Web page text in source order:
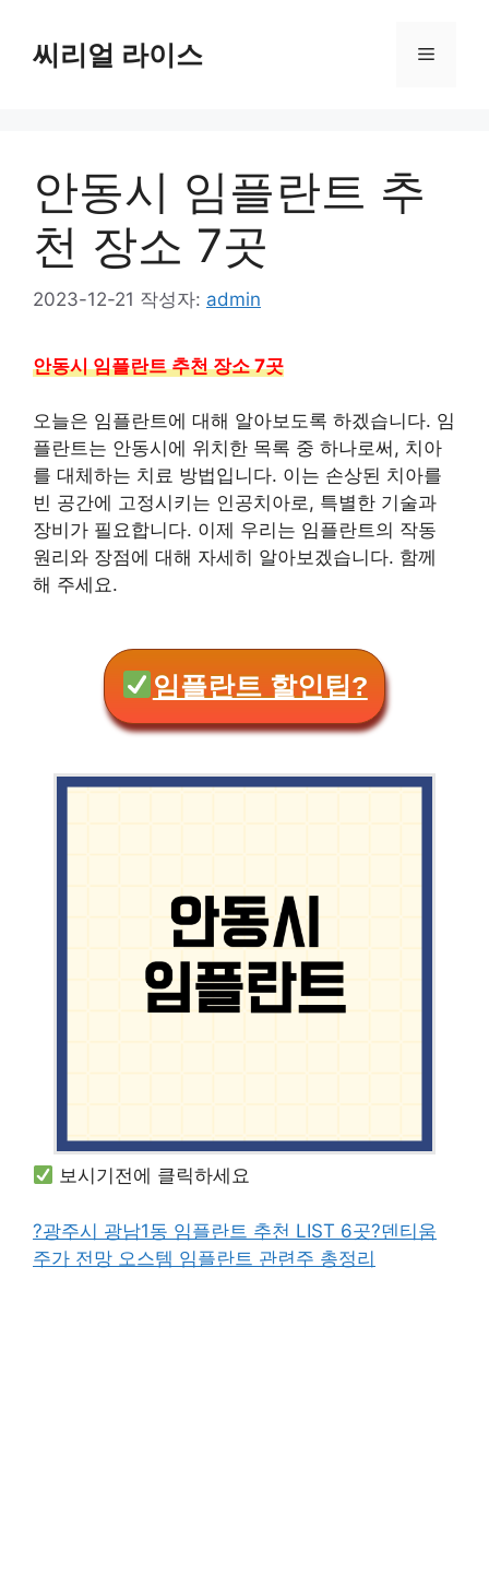
씨리얼 라이스 메
안동시 임플란트 추
천 장소 7곳
2023-12-21 작성자: admin
안동시 임플란트 추천 장소 7곳
오늘은 임플란트에 대해 알아보도록 하겠습니다. 임
플란트는 안동시에 위치한 목록 중 하나로써, 치아
를 대체하는 치료 방법입니다. 이는 손상된 치아를
빈 공간에 고정시키는 인공치아로, 특별한 기술과
장비가 필요합니다. 이제 우리는 임플란트의 작동
원리와 장점에 대해 자세히 알아보겠습니다. 함께
해 주세요.
임플란트 할인팁?
보시기전에 클릭하세요
?광주시 광남1동 임플란트 추천 LIST 6곳?덴티움
주가 전망 오스템 임플란트 관련주 총정리